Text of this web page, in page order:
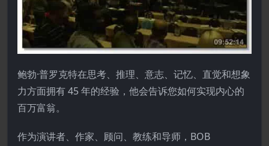
鲍勃·普罗克特在思考、推理、意志、记忆、直觉和想象
力方面拥有 45 年的经验，他会告诉您如何实现内心的
百万富翁。
作为演讲者、作家、顾问、教练和导师，BOB